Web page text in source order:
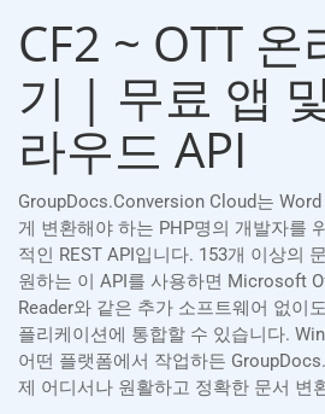
CF2 ~ OTT
기 | 무료 앱
라우드 API
GroupDocs.Conversion Cloud는
게 변환해야 하는 PHP명의 개발자를
적인 REST API입니다. 153개 이상의
원하는 이 API를 사용하면 Microsoft
Reader와 같은 추가 소프트웨어 없이
플리케이션에 통합할 수 있습니다.
어떤 플랫폼에서 작업하든
제 어디서나 원활하고 정확한 문서 변